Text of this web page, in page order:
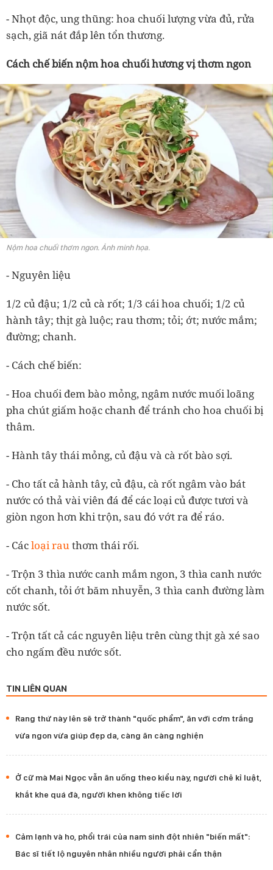
- Nhọt độc, ung thũng: hoa chuối lượng vừa đủ, rửa
sạch, giã nát đắp lên tổn thương.
Cách chế biến nộm hoa chuối hương vị thơm ngon
Nộm hoa chuối thơm ngon. Ảnh minh họa.
- Nguyên liệu
1/2 củ đậu; 1/2 củ cà rốt; 1/3 cái hoa chuối; 1/2 củ
hành tây; thịt gà luộc; rau thơm; tỏi; ớt; nước mắm;
đường; chanh.
- Cách chế biến:
- Hoa chuối đem bào mỏng, ngâm nước muối loãng
pha chút giấm hoặc chanh để tránh cho hoa chuối bị
thâm.
- Hành tây thái mỏng, củ đậu và cà rốt bào sợi.
- Cho tất cả hành tây, củ đậu, cà rốt ngâm vào bát
nước có thả vài viên đá để các loại củ được tươi và
giòn ngon hơn khi trộn, sau đó vớt ra để ráo.
- Cácloại rauthơm thái rối.
- Trộn 3 thìa nước canh mắm ngon, 3 thìa canh nước
cốt chanh, tỏi ớt băm nhuyễn, 3 thìa canh đường làm
nước sốt.
- Trộn tất cả các nguyên liệu trên cùng thịt gà xé sao
cho ngấm đều nước sốt.
TIN LIÊN QUAN
Rang thứ này lên sẽ trở thành "quốc phẩm", ăn với cơm trắng
vừa ngon vừa giúp đẹp da, càng ăn càng nghiện
Ở cữ mà Mai Ngọc vẫn ăn uống theo kiểu này, người chê kỉ luật,
khắt khe quá đà, người khen không tiếc lời
Cảm lạnh và ho, phổi trái của nam sinh đột nhiên "biến mất":
Bác sĩ tiết lộ nguyên nhân nhiều người phải cẩn thận